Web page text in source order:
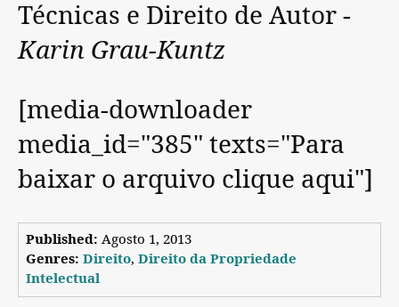
Técnicas e Direito de Autor -
Karin Grau-Kuntz
[media-downloader
media_id="385" texts="Para
baixar o arquivo clique aqui"]
Published: Agosto 1, 2013
Genres: Direito,Direito da Propriedade
Intelectual